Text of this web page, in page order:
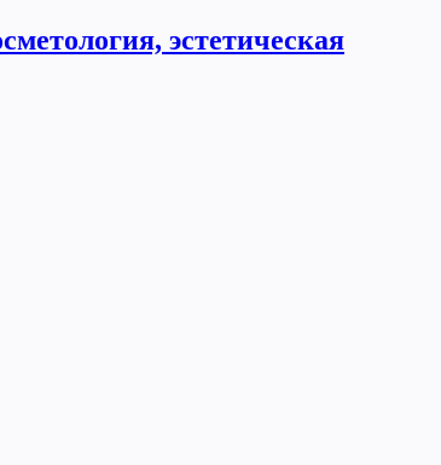
эстетическая